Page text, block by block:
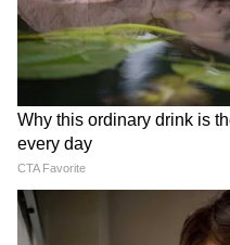
বিকাশ ঘটবে এই
শুক্র। আবার জুলাই
আসবে। মীন রাশিতে
জেনে নিন জুলাইতে
কোন রাশির।